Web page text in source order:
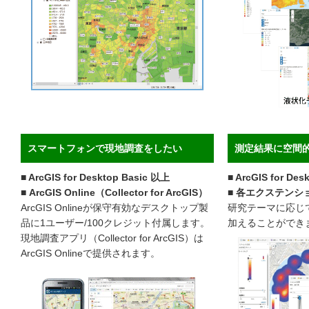
スマートフォンで現地調査をしたい
■ ArcGIS for Desktop Basic 以上
■ ArcGIS Online（Collector for ArcGIS）
ArcGIS Onlineが保守有効なデスクトップ製
品に1ユーザー/100クレジット付属します。
現地調査アプリ（Collector for ArcGIS）は
ArcGIS Onlineで提供されます。
測定結果に空間
■ ArcGIS for
■ 各エクステンシ
研究テーマに応じ
加えることができ